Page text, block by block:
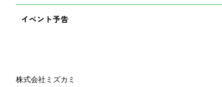
イベント予告
株式会社ミズカミ